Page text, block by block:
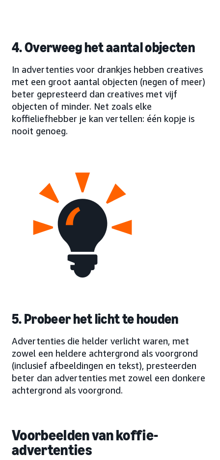
4. Overweeg het aantal objecten
In advertenties voor drankjes hebben creatives
met een groot aantal objecten (negen of meer)
beter gepresteerd dan creatives met vijf
objecten of minder. Net zoals elke
koffieliefhebber je kan vertellen: één kopje is
nooit genoeg.
5. Probeer het licht te houden
Advertenties die helder verlicht waren, met
zowel een heldere achtergrond als voorgrond
(inclusief afbeeldingen en tekst), presteerden
beter dan advertenties met zowel een donkere
achtergrond als voorgrond.
Voorbeelden van koffie-
advertenties